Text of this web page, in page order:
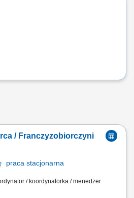
/ Franczyzobiorczyni
praca stacjonarna
/ koordynatorka / menedżer